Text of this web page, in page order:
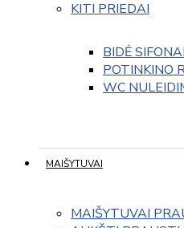
KITI PRIEDAI
BIDĖ SIFONAI
POTINKINO
WC
MAIŠYTUVAI
MAIŠYTUVAI